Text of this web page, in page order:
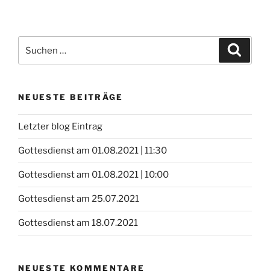
nach:
NEUESTE BEITRÄGE
Letzter blog Eintrag
Gottesdienst am 01.08.2021 | 11:30
Gottesdienst am 01.08.2021 | 10:00
Gottesdienst am 25.07.2021
Gottesdienst am 18.07.2021
NEUESTE KOMMENTARE